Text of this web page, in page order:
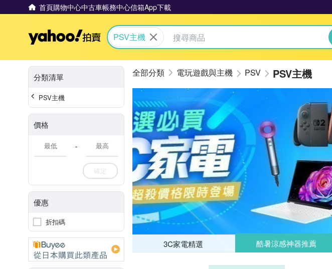
首頁購物中心中古車帳務中心信箱App下載
Yahoo拍賣
PSV主機
分類清單
PSV主機
價格
-
確定
優惠
折扣碼
電玩遊戲與主機 PSV PSV主機
3C家電精選 酷暑涼感神器推薦